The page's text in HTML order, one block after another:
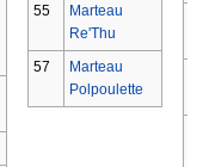
55
Marteau
Re'Thu
57
Marteau
Polpoulette